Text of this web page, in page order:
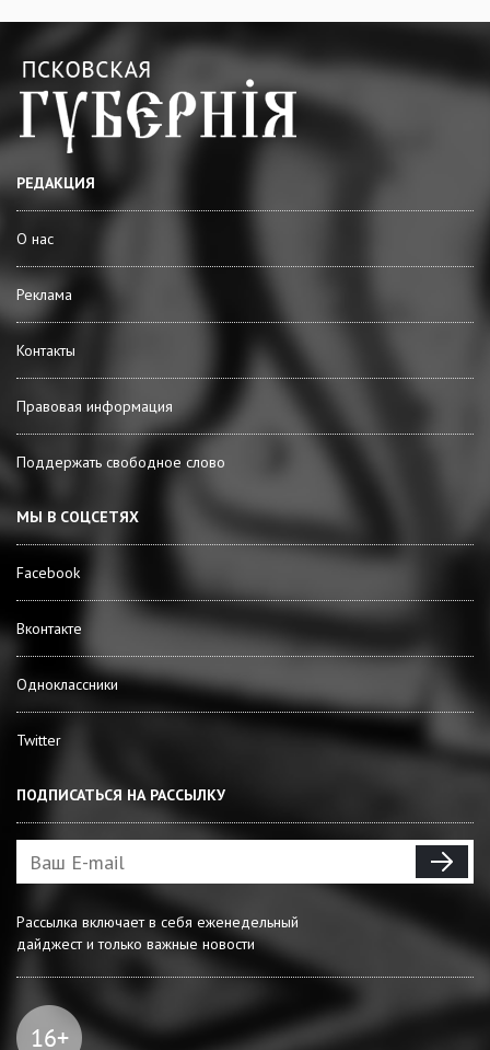
РЕДАКЦИЯ
О нас
Реклама
Контакты
Правовая информация
Поддержать свободное слово
МЫ В СОЦСЕТЯХ
Facebook
Вконтакте
Одноклассники
Twitter
ПОДПИСАТЬСЯ НА РАССЫЛКУ
Рассылка включает в себя еженедельный
дайджест и только важные новости